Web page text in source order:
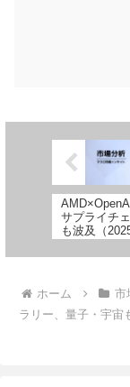
サプライチ
も波及（
ホーム 市
ラリー、量子・宇宙